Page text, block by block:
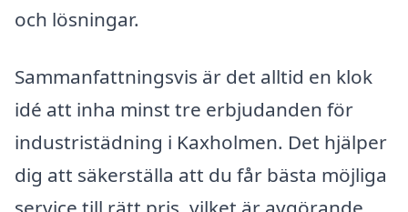
och lösningar.
Sammanfattningsvis är det alltid en klok
idé att inha minst tre erbjudanden för
industristädning i Kaxholmen. Det hjälper
dig att säkerställa att du får bästa möjliga